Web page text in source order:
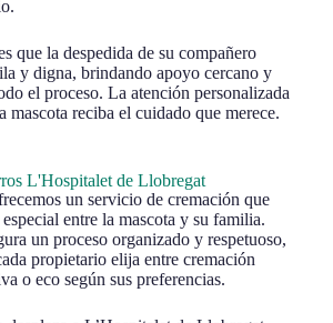
que la despedida de su compañero
y digna, brindando apoyo cercano y
el proceso. La atención personalizada
mascota reciba el cuidado que merece.
L'Hospitalet de Llobregat
un servicio de cremación que
entre la mascota y su familia.
un proceso organizado y respetuoso,
propietario elija entre cremación
o eco según sus preferencias.